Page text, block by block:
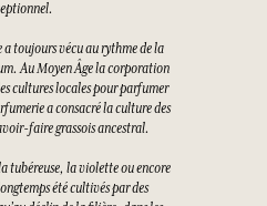
a toujours vécu au rythme de la
Au Moyen Âge la corporation
cultures locales pour parfumer
a consacré la culture des
faire grassois ancestral.
tubéreuse, la violette ou encore
été cultivés par des